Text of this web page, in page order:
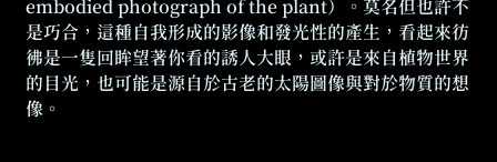
embodied photograph of the plant）。莫名但也許不
是巧合，這種自我形成的影像和發光性的產生，看起來彷
彿是一隻回眸望著你看的誘人大眼，或許是來自植物世界
的目光，也可能是源自於古老的太陽圖像與對於物質的想
像。